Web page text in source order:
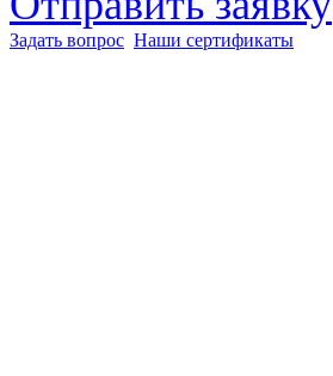
Задать вопрос Наши сертификаты